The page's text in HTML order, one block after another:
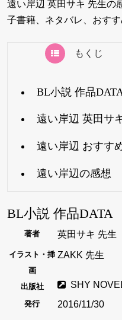
遠い岸辺 英田サキ 先生の
子書籍、ネタバレ、おす
もくじ
BL小説 作品DATA
遠い岸辺 英田サ
遠い岸辺 おすす
遠い岸辺の感想
BL小説 作品DATA
著者 英田サキ 先生
イラスト・挿
画
ZAKK 先生
出版社 SHY
発行 2016/11/30